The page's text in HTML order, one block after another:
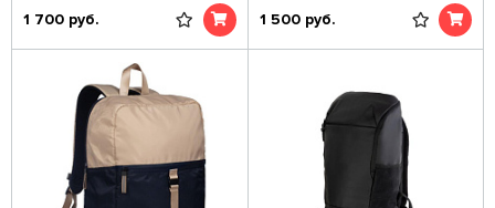
1 700 руб. 1 500 руб.